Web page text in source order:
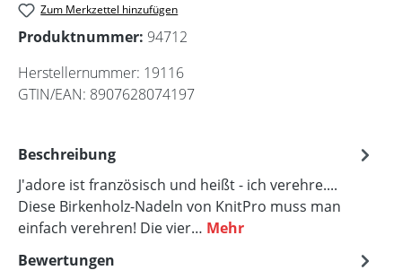
Zum Merkzettel hinzufügen
Produktnummer: 94712
Herstellernummer: 19116
GTIN/EAN: 8907628074197
Beschreibung
J'adore ist französisch und heißt - ich verehre....
Diese Birkenholz-Nadeln von KnitPro muss man
einfach verehren! Die vier… Mehr
Bewertungen